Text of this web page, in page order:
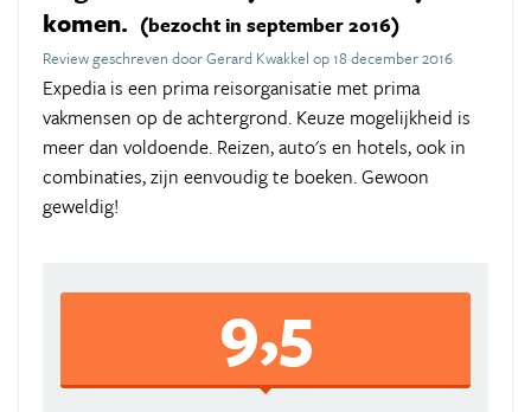
komen. (bezocht in september 2016)
Review geschreven door Gerard Kwakkel op 18 december 2016
Expedia is een prima reisorganisatie met prima
vakmensen op de achtergrond. Keuze mogelijkheid is
meer dan voldoende. Reizen, auto's en hotels, ook in
combinaties, zijn eenvoudig te boeken. Gewoon
geweldig!
9,5